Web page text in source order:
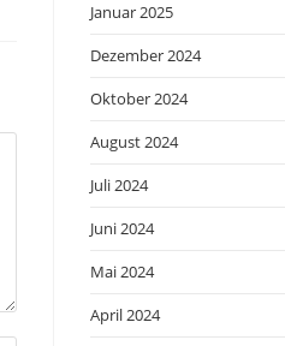
Januar 2025
Dezember 2024
Oktober 2024
August 2024
Juli 2024
Juni 2024
Mai 2024
April 2024